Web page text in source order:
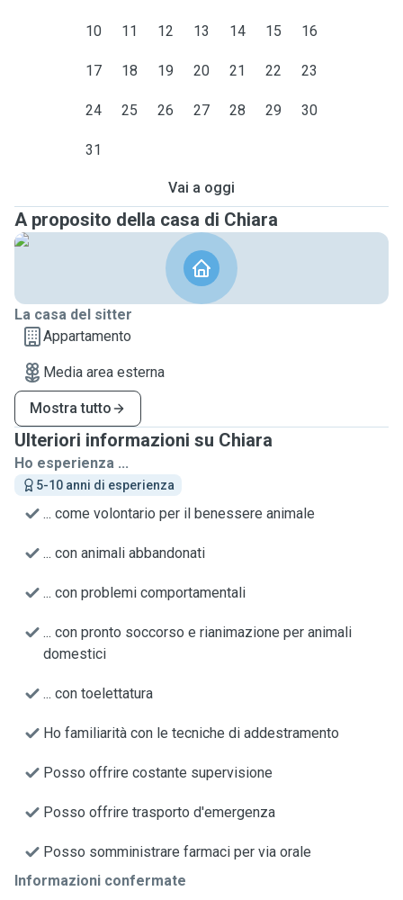
10 11 12 13 14 15 16
17 18 19 20 21 22 23
24 25 26 27 28 29 30
31
Vai a oggi
A proposito della casa di Chiara
La casa del sitter
Appartamento
Media area esterna
Mostra tutto
Ulteriori informazioni su Chiara
Ho esperienza ...
5-10 anni di esperienza
... come volontario per il benessere animale
... con animali abbandonati
... con problemi comportamentali
... con pronto soccorso e rianimazione per animali
domestici
... con toelettatura
Ho familiarità con le tecniche di addestramento
Posso offrire costante supervisione
Posso offrire trasporto d'emergenza
Posso somministrare farmaci per via orale
Informazioni confermate